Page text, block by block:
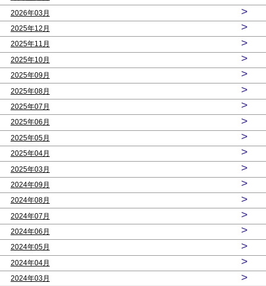
2026年03月 >
2025年12月 >
2025年11月 >
2025年10月 >
2025年09月 >
2025年08月 >
2025年07月 >
2025年06月 >
2025年05月 >
2025年04月 >
2025年03月 >
2024年09月 >
2024年08月 >
2024年07月 >
2024年06月 >
2024年05月 >
2024年04月 >
2024年03月 >